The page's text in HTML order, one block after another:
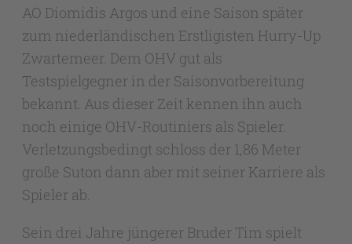
AO Diomidis Argos und eine Saison später
zum niederländischen Erstligisten Hurry-Up
Zwartemeer. Dem OHV gut als
Testspielgegner in der Saisonvorbereitung
bekannt. Aus dieser Zeit kennen ihn auch
noch einige OHV-Routiniers als Spieler.
Verletzungsbedingt schloss der 1,86 Meter
große Suton dann aber mit seiner Karriere als
Spieler ab.
Sein drei Jahre jüngerer Bruder Tim spielt